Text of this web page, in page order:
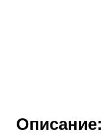
Описание: